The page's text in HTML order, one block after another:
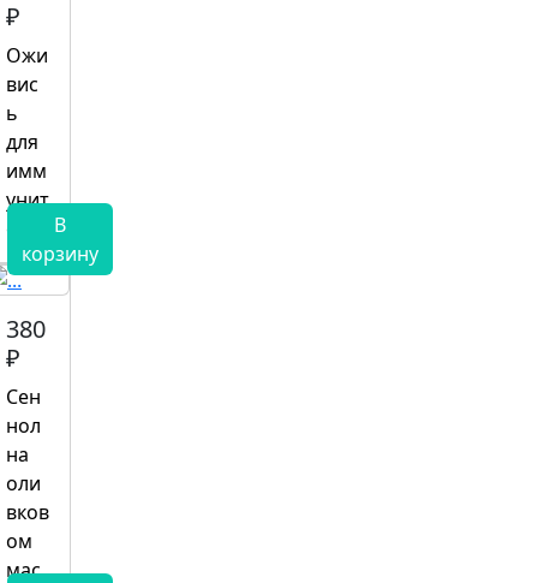
₽
Ожи
вис
ь
для
имм
унит
ета
В
корзину
380
₽
Сен
нол
на
оли
вков
ом
мас